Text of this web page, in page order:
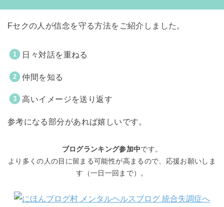
Fセクの人が信念を守る方法をご紹介しました。
日々対話を重ねる
仲間を知る
高いイメージを送り返す
参考になる部分があれば嬉しいです。
ブログランキング参加中です。
より多くの人の目に留まる可能性が高まるので、応援お願いしま
す（一日一回まで）。